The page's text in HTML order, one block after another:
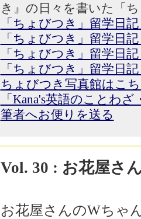
き』の日々を書いた「
「ちょびつき」留学日
「ちょびつき」留学日
「ちょびつき」留学日
「ちょびつき」留学日
ちょびつき写真館はこ
「Kana's英語のことわ
筆者へお便りを送る
Vol. 30 : お花屋さ
お花屋さんのWちゃ